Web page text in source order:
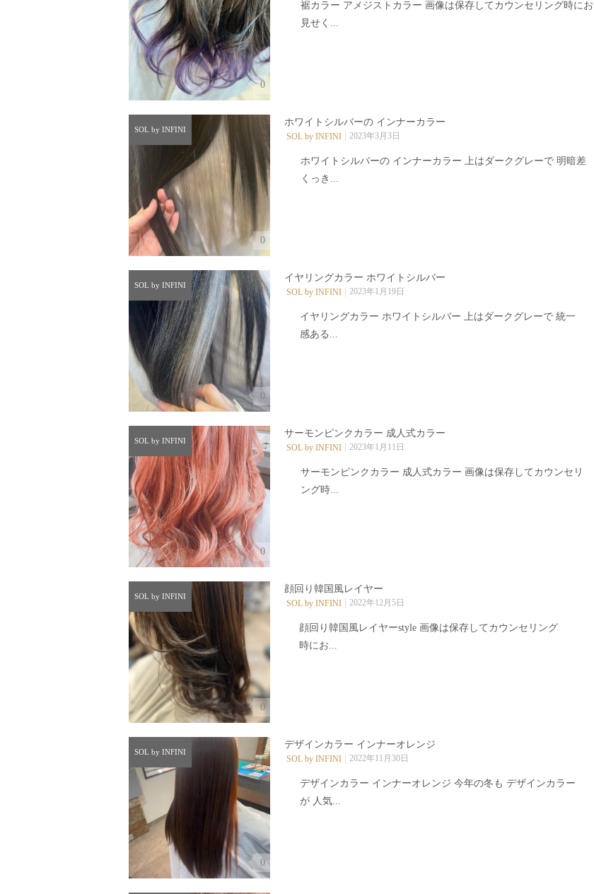
0
裾カラー アメジストカラー 画像は保存してカウンセリング時にお
見せく...
SOL by INFINI
0
ホワイトシルバーの インナーカラー
SOL by INFINI 2023年3月3日
ホワイトシルバーの インナーカラー 上はダークグレーで 明暗差
くっき...
SOL by INFINI
0
イヤリングカラー ホワイトシルバー️
SOL by INFINI 2023年1月19日
イヤリングカラー ホワイトシルバー️ 上はダークグレーで 統一
感ある...
SOL by INFINI
0
サーモンピンクカラー 成人式カラー️
SOL by INFINI 2023年1月11日
サーモンピンクカラー 成人式カラー️ 画像は保存してカウンセリ
ング時...
SOL by INFINI
0
顔回り韓国風レイヤー
SOL by INFINI 2022年12月5日
顔回り韓国風レイヤーstyle️ 画像は保存してカウンセリング
時にお...
SOL by INFINI
0
デザインカラー インナーオレンジ
SOL by INFINI 2022年11月30日
デザインカラー インナーオレンジ 今年の冬も デザインカラー
が 人気...